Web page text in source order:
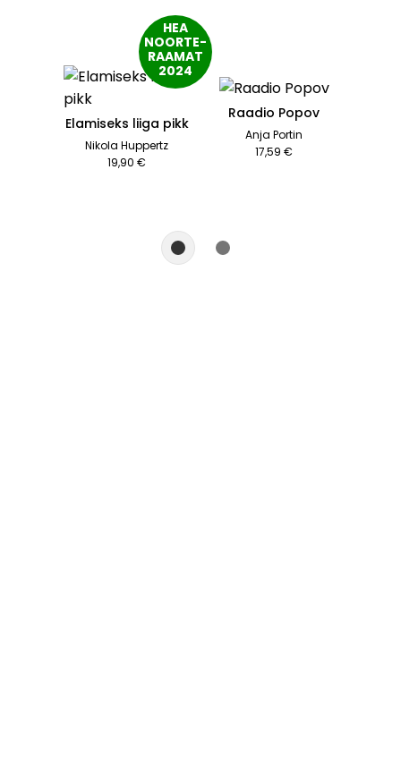
Elamiseks liiga pikk
Nikola Huppertz
19,90 €
HEA
NOORTE-
RAAMAT
2024
Raadio Popov
Anja Portin
17,59 €